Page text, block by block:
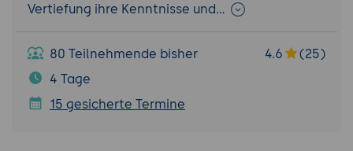
Vertiefung ihre Kenntnisse und…
80 Teilnehmende bisher 4.6
(25)
4 Tage
15 gesicherte Termine